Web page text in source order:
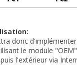
donc
le module
l'extérieur via